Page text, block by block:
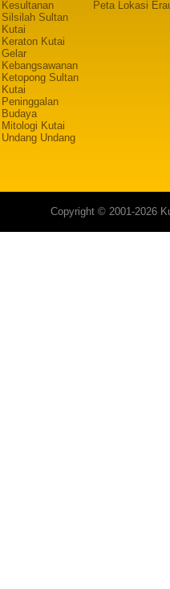
Kesultanan
Silsilah Sultan
Kutai
Keraton Kutai
Gelar
Kebangsawanan
Ketopong Sultan
Kutai
Peninggalan
Budaya
Mitologi Kutai
Undang Undang
Peta Lokasi
Copyright © 2001-2026